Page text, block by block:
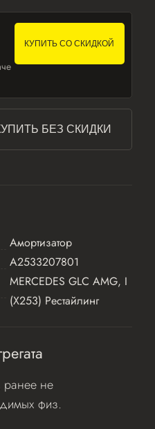
КУПИТЬ СО СКИДКОЙ
БЕЗ СКИДКИ
Амортизатор
A2533207801
MERCEDES GLC AMG, I
(X253) Рестайлинг
не
физ.